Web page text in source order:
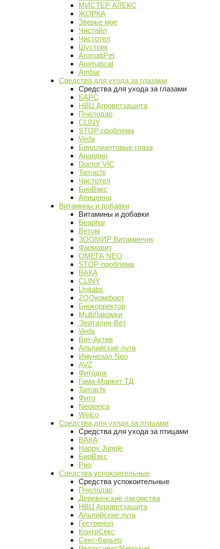
МИСТЕР АЛЕКС
ЖОРКА
Зверье мое
Чистайл
Чистотел
Шустрик
AromatiPet
Aromaticat
Ambar
Средства для ухода за глазами
Средства для ухода за глазами
БАРС
НВЦ Агроветзащита
Пчелодар
CLINY
STOP-проблема
Veda
Бриллиантовые глаза
Анандин
Doctor VIC
Tamachi
Чистотел
БиоВакс
Апиценна
Витамины и добавки
Витамины и добавки
Beaphar
Ветом
ЗООМИР Витаминчик
Фармавит
ОМЕГА NEO
STOP-проблема
ВАКА
CLINY
Unitabs
ZOOкомфорт
Биокорректор
MultiЛакомки
Эвиталия-Вет
Veda
Вит-Актив
Альпийские луга
Имунозал Neo
AVZ
Фитодок
Гама-Маркет ТД
Tamachi
Фито
Neoterica
Welco
Средства для ухода за птицами
Средства для ухода за птицами
ВАКА
Happy Jungle
БиоВакс
Рио
Средства успокоительные
Средства успокоительные
Пчелодар
Деревенские лакомства
НВЦ Агроветзащита
Альпийские луга
Гестренол
КонтрСекс
Секс-барьер